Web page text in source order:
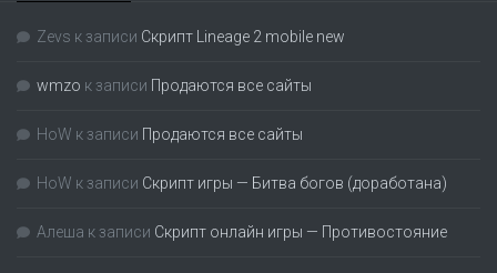
Zevs к записи Скрипт Lineage 2 mobile new
wmzo к записи Продаются все сайты
HoW к записи Продаются все сайты
HoW к записи Скрипт игры — Битва богов (доработана)
Алеша к записи Скрипт онлайн игры — Противостояние